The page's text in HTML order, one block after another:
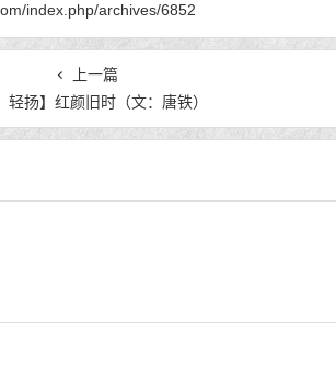
index.php/archives/6852
上一篇
轻扬】红颜旧时（文：唐铁）